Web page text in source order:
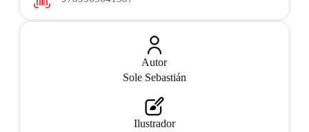
Autor
Sole Sebastián
Ilustrador